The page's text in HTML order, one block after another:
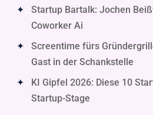
Startup Bartalk: Jochen
Coworker Ai
Screentime fürs
Gast in der Schankstelle
KI Gipfel 2026: Diese 10
Startup-Stage